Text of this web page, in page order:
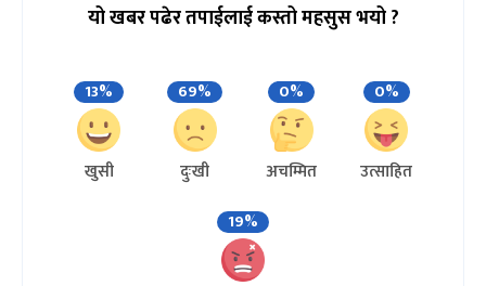
यो खबर पढेर तपाईलाई कस्तो महसुस भयो ?
13%
खुसी
69%
दुःखी
0%
अचम्मित
0%
उत्साहित
19%